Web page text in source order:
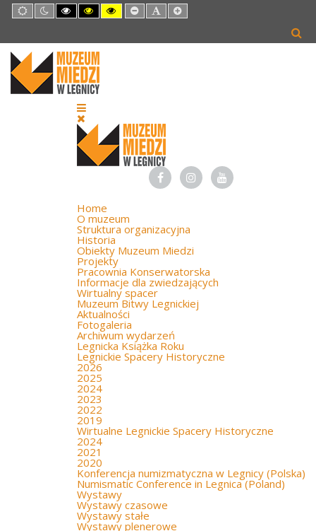
Default
mode
Night
mode
High
Contrast
mode
High
Contrast
mode
High
Contrast
mode
Set
Smaller
Set
Default
Set
Larger
Home
O muzeum
Struktura organizacyjna
Historia
Obiekty Muzeum Miedzi
Projekty
Pracownia Konserwatorska
Informacje dla zwiedzających
Wirtualny spacer
Muzeum Bitwy Legnickiej
Aktualności
Fotogaleria
Archiwum wydarzeń
Legnicka Książka Roku
Legnickie Spacery Historyczne
2026
2025
2024
2023
2022
2019
Wirtualne Legnickie Spacery Historyczne
2024
2021
2020
Konferencja numizmatyczna w Legnicy (Polska)
Numismatic Conference in Legnica (Poland)
Wystawy
Wystawy czasowe
Wystawy stałe
Wystawy plenerowe